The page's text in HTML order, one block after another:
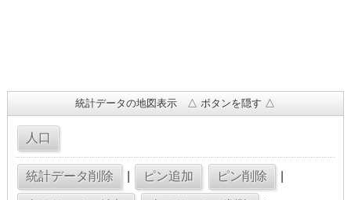
統計データの地図表示 △ ボタンを隠す △